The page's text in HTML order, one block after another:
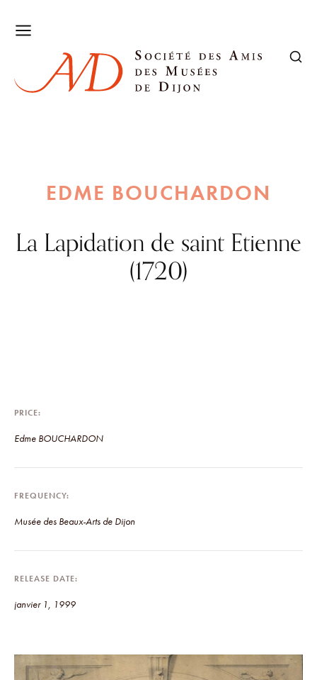
EDME BOUCHARDON
La Lapidation de saint Etienne
(1720)
PRICE
Edme BOUCHARDON
FREQUENCY
Musée des Beaux-Arts de Dijon
RELEASE DATE
janvier 1, 1999